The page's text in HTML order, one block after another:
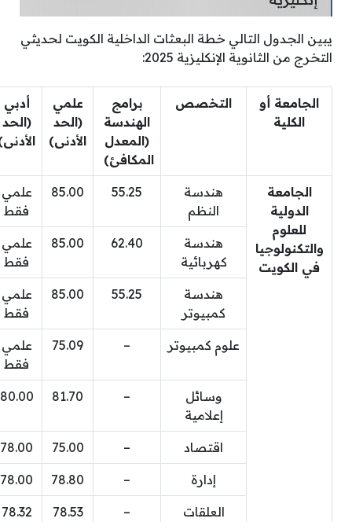
يبين الجدول التالي خطة البعثات الداخلية الكويت لحديثي
التخرج من الثانوية الإنكليزية 2025:
الجامعة أو
الكلية
التخصص
برامج
الهندسة
(المعدل
المكافئ)
علمي
(الحد
الأدنى)
أدبي
(الحد
الجامعة
الدولية
للعلوم
والتكنولوجيا
في الكويت
هندسة
النظم
55.25
85.00
علمي
فقط
هندسة
كهربائية
62.40
85.00
علمي
فقط
هندسة
كمبيوتر
55.25
85.00
علمي
فقط
علوم كمبيوتر –
75.09
علمي
فقط
وسائل
إعلامية
–
81.70
80.00
اقتصاد –
75.00
78.00
إدارة –
78.80
78.00
العلقات
–
78.53
78.32